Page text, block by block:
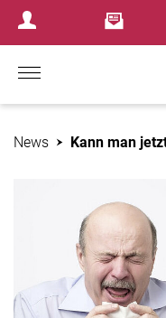
Login Menu
News Kann man